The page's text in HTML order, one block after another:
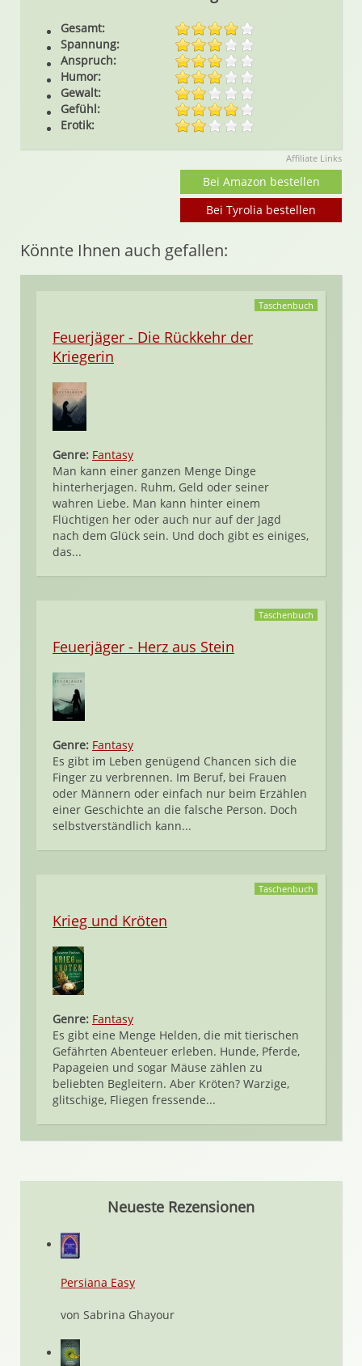
Gesamt:
Spannung:
Anspruch:
Humor:
Gewalt:
Gefühl:
Erotik:
Affiliate Links
Bei Amazon bestellen
Bei Tyrolia bestellen
Könnte Ihnen auch gefallen:
Taschenbuch
Feuerjäger - Die Rückkehr der
Kriegerin
Genre: Fantasy
Man kann einer ganzen Menge Dinge
hinterherjagen. Ruhm, Geld oder seiner
wahren Liebe. Man kann hinter einem
Flüchtigen her oder auch nur auf der Jagd
nach dem Glück sein. Und doch gibt es einiges,
das...
Taschenbuch
Feuerjäger - Herz aus Stein
Genre: Fantasy
Es gibt im Leben genügend Chancen sich die
Finger zu verbrennen. Im Beruf, bei Frauen
oder Männern oder einfach nur beim Erzählen
einer Geschichte an die falsche Person. Doch
selbstverständlich kann...
Taschenbuch
Krieg und Kröten
Genre: Fantasy
Es gibt eine Menge Helden, die mit tierischen
Gefährten Abenteuer erleben. Hunde, Pferde,
Papageien und sogar Mäuse zählen zu
beliebten Begleitern. Aber Kröten? Warzige,
glitschige, Fliegen fressende...
Neueste Rezensionen
Persiana Easy
von Sabrina Ghayour